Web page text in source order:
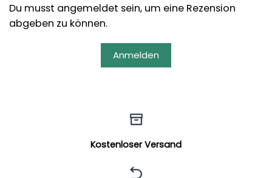
Du musst angemeldet sein, um eine Rezension
abgeben zu können.
Anmelden
Kostenloser Versand